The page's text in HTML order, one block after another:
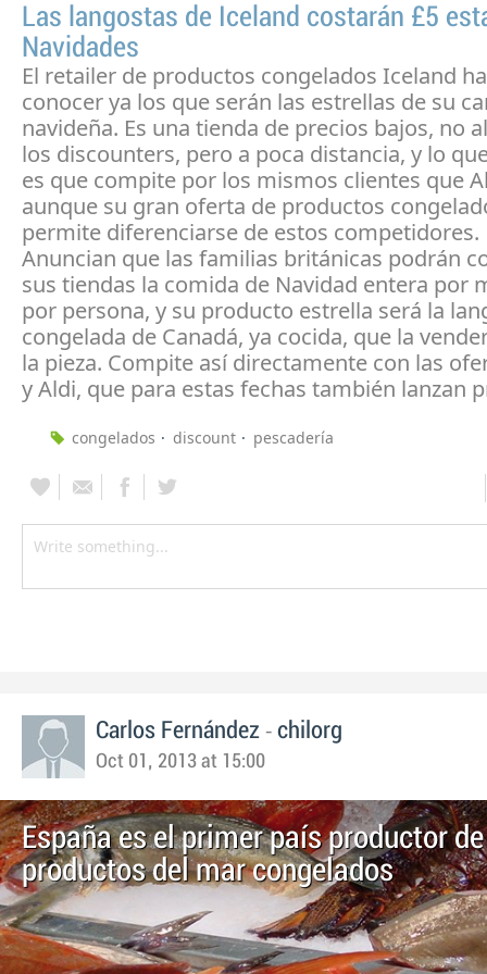
Las langostas de Iceland costarán £5
Navidades
El retailer de productos congelados Iceland
conocer ya los que serán las estrellas de su
navideña. Es una tienda de precios bajos, no
los discounters, pero a poca distancia, y lo
es que compite por los mismos clientes que
aunque su gran oferta de productos
permite diferenciarse de estos competidores.
Anuncian que las familias británicas podrán
sus tiendas la comida de Navidad entera por
por persona, y su producto estrella será la
congelada de Canadá, ya cocida, que la
la pieza. Compite así directamente con las
y Aldi, que para estas fechas también lanzan
congelados discount pescadería
Carlos Fernández - chilorg
Oct 01, 2013 at 15:00
España es el primer país productor de
productos del mar congelados